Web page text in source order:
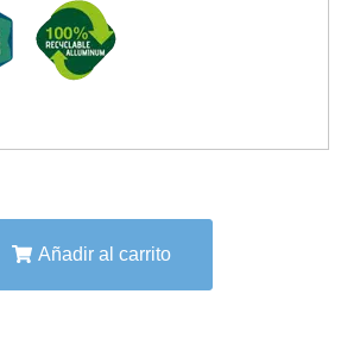
Añadir al carrito